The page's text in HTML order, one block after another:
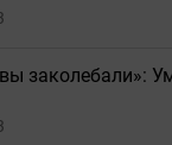
заколебали»: